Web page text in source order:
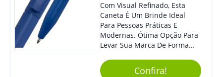
Com Visual Refinado, Esta
Caneta É Um Brinde Ideal
Para Pessoas Práticas E
Modernas. Ótima Opção Para
Levar Sua Marca De Forma
Sua Empresa Em Eventos,
Reuniões Corporativas Ou Até
Confira!